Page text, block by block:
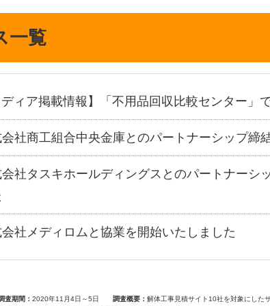
一覧
ディア掲載情報】「不用品回収比較センター」
社商工組合中央金庫とのパートナーシップ締
社タスキホールディングスとのパートナーシ
社メディロムと協業を開始いたしました
査期間 2020年11月4日～5日 調査概要
解体工事見積サイト10社を対象にした